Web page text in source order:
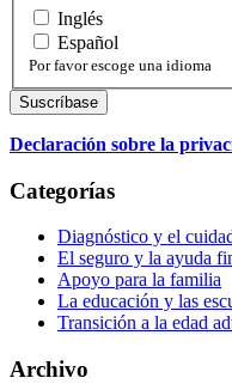
Inglés
Español
Por favor escoge una idioma
Declaración sobre la
Categorías
Diagnóstico y el
El seguro y la ayuda
Apoyo para la familia
La educación y las
Transición a la edad
Archivo